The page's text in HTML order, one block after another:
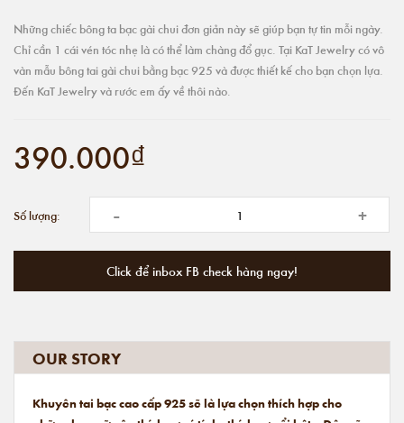
Những chiếc bông ta bạc gài chui đơn giản này sẽ giúp bạn tự tin mỗi ngày.
Chỉ cần 1 cái vén tóc nhẹ là có thể làm chàng đổ gục. Tại KaT Jewelry có vô
vàn mẫu bông tai gài chui bằng bạc 925 và được thiết kế cho bạn chọn lựa.
Đến KaT Jewelry và rước em ấy về thôi nào.
390.000₫
Số lượng: - +
Click để inbox FB check hàng ngay!
OUR STORY
Khuyên tai bạc cao cấp 925 sẽ là lựa chọn thích hợp cho